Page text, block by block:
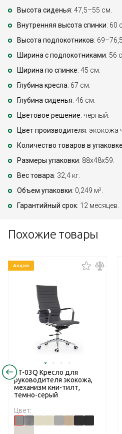
Высота сиденья: 47,5–55 см.
Внутренняя высота спинки: 60
Высота подлокотников:
Ширина с подлокотниками: 56
Ширина по спинке: 45 см.
Глубина кресла: 67 см.
Глубина сиденья: 46 см.
Цветовое решение: черный.
Цвет производителя: экокожа
Количество товаров в упаковке
Размеры упаковки: 88x48x59.
Вес товара: 32,4 кг.
Объем упаковки: 0,249 м3
Гарантийный срок: 12 месяцев.
Похожие товары
Акция
RT-03Q Кресло для
руководителя экокожа,
механизм кни-тилт,
темно-серый
Цвет: